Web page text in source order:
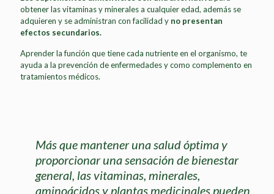
obtener las vitaminas y minerales a cualquier edad, además se
adquieren y se administran con facilidad y no presentan
efectos secundarios.
Aprender la función que tiene cada nutriente en el organismo, te
ayuda a la prevención de enfermedades y como complemento en
tratamientos médicos.
Más que mantener una salud óptima y
proporcionar una sensación de bienestar
general, las vitaminas, minerales,
aminoácidos y plantas medicinales pueden